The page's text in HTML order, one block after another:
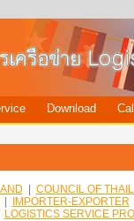
Download
COUNCIL OF
IMPORTER-EXPORTER
LOGISTICS SERVICE